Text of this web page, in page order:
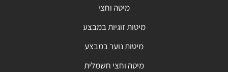
מיטה וחצי
מיטות זוגיות במבצע
מיטות נוער במבצע
מיטה וחצי חשמלית